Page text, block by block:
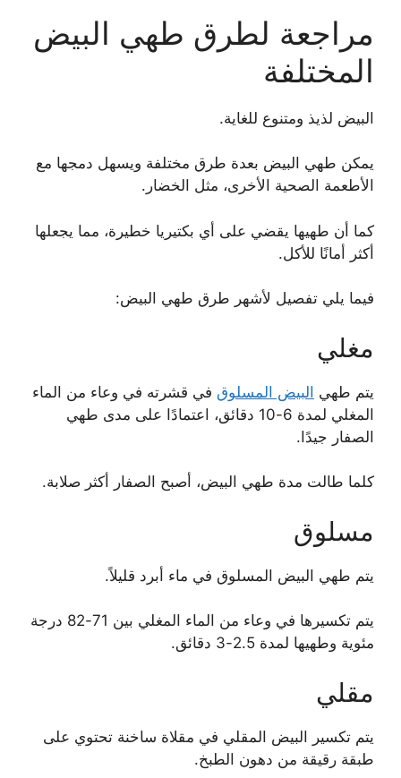
مراجعة لطرق طهي البيض
المختلفة
البيض لذيذ ومتنوع للغاية.
يمكن طهي البيض بعدة طرق مختلفة ويسهل دمجها مع
الأطعمة الصحية الأخرى، مثل الخضار.
كما أن طهيها يقضي على أي بكتيريا خطيرة، مما يجعلها
أكثر أمانًا للأكل.
فيما يلي تفصيل لأشهر طرق طهي البيض:
مغلي
يتم طهي البيض المسلوق في قشرته في وعاء من الماء
المغلي لمدة 6-10 دقائق، اعتمادًا على مدى طهي
الصفار جيدًا.
كلما طالت مدة طهي البيض، أصبح الصفار أكثر صلابة.
مسلوق
يتم طهي البيض المسلوق في ماء أبرد قليلاً.
يتم تكسيرها في وعاء من الماء المغلي بين 71-82 درجة
مئوية وطهيها لمدة 2.5-3 دقائق.
مقلي
يتم تكسير البيض المقلي في مقلاة ساخنة تحتوي على
طبقة رقيقة من دهون الطبخ.